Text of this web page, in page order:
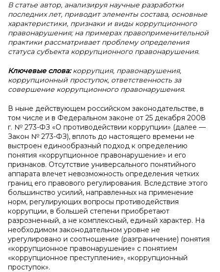
В статье автор, анализируя научные разработки
последних лет, приводит элементы состава, основные
характеристики, признаки и виды коррупционного
правонарушения; на примерах правоприменительной
практики рассматривает проблему определения
статуса субъекта коррупционного правонарушения.
Ключевые слова:коррупция, правонарушения,
коррупционный проступок, ответственность за
совершение коррупционного правонарушения.
В ныне действующем российском законодательстве, в
том числе и в Федеральном законе от 25 декабря 2008
г. № 273-ФЗ «О противодействии коррупции» (далее —
Закон № 273-ФЗ), вплоть до настоящего времени не
выстроен единообразный подход к определению
понятия «коррупционное правонарушение» и его
признаков. Отсутствие универсального понятийного
аппарата влечет невозможность определения четких
границ его правового регулирования. Вследствие этого
большинство усилий, направленных на применение
норм, регулирующих вопросы противодействия
коррупции, в большей степени приобретают
разрозненный, а не комплексный, единый характер. На
необходимом законодательном уровне не
урегулировано и соотношение (разграничение) понятия
«коррупционное правонарушение» с понятием
«коррупционное преступление», «коррупционный
проступок».